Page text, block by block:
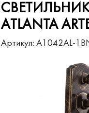
СВЕТИЛЬНИК
ATLANTA
Артикул:A1042AL-